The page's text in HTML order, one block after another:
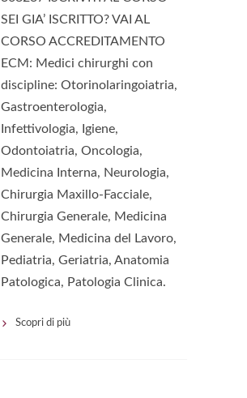
SEI GIA’ ISCRITTO? VAI AL
CORSO ACCREDITAMENTO
ECM: Medici chirurghi con
discipline: Otorinolaringoiatria,
Gastroenterologia,
Infettivologia, Igiene,
Odontoiatria, Oncologia,
Medicina Interna, Neurologia,
Chirurgia Maxillo-Facciale,
Chirurgia Generale, Medicina
Generale, Medicina del Lavoro,
Pediatria, Geriatria, Anatomia
Patologica, Patologia Clinica.
Scopri di più